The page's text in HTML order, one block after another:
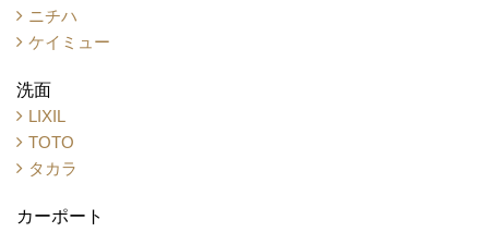
ニチハ
ケイミュー
洗面
LIXIL
TOTO
タカラ
カーポート